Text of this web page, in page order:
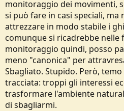
monitoraggio dei movimenti,
si può fare in casi speciali, ma
attrezzare in modo stabile i
comunque si ricadrebbe nelle
monitoraggio quindi, posso
meno "canonica" per
Sbagliato. Stupido. Però,
tracciata: troppi gli interessi
trasformare l'ambiente
di sbagliarmi.